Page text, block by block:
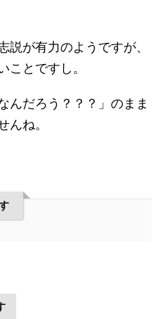
説が有力のようですが、
ことですし。
んだろう？？？」のまま
んね。